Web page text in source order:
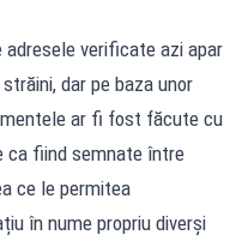
verificate azi apar
dar pe baza unor
ar fi fost făcute cu
ca fiind semnate între
ce le permitea
în nume propriu diverşi